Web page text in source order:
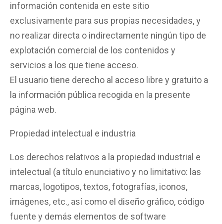
información contenida en este sitio
exclusivamente para sus propias necesidades, y
no realizar directa o indirectamente ningún tipo de
explotación comercial de los contenidos y
servicios a los que tiene acceso.
El usuario tiene derecho al acceso libre y gratuito a
la información pública recogida en la presente
página web.
Propiedad intelectual e industria
Los derechos relativos a la propiedad industrial e
intelectual (a título enunciativo y no limitativo: las
marcas, logotipos, textos, fotografías, iconos,
imágenes, etc., así como el diseño gráfico, código
fuente y demás elementos de software